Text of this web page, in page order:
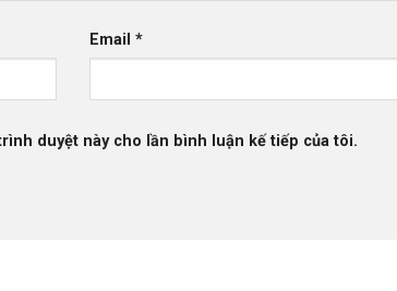
Email *
duyệt này cho lần bình luận kế tiếp của tôi.